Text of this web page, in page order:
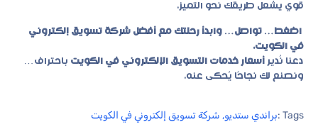
قوي يشعل طريقك نحو التميز.
اضغط… تواصل… وابدأ رحلتك مع أفضل شركة تسويق إلكتروني
في الكويت.
دعنا نُدير أسعار خدمات التسويق الإلكتروني في الكويت باحتراف…
ونصنع لك نجاحًا يُحكى عنه.
Tags : براندي ستديو, شركة تسويق إلكتروني في الكويت